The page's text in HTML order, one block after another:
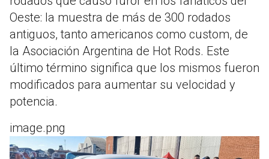
Oeste: la muestra de más de 300 rodados
antiguos, tanto americanos como custom, de
la Asociación Argentina de Hot Rods. Este
último término significa que los mismos fueron
modificados para aumentar su velocidad y
potencia.
image.png